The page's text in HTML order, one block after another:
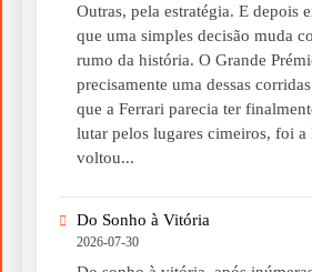
Outras, pela estratégia. E depois
que uma simples decisão muda
rumo da história. O Grande
precisamente uma dessas
que a Ferrari parecia ter
lutar pelos lugares cimeiros, foi a
voltou...
Do Sonho à Vitória
2026-07-30